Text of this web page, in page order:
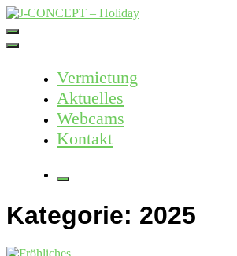
Skip
to
content
Vermietung
Aktuelles
Webcams
Kontakt
More
Kategorie: 2025